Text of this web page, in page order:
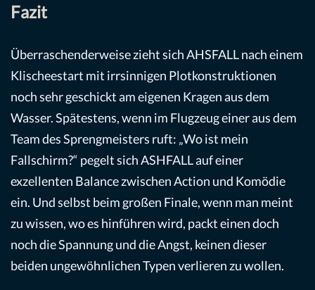
Fazit
Überraschenderweise zieht sich AHSFALL nach einem
Klischeestart mit irrsinnigen Plotkonstruktionen
noch sehr geschickt am eigenen Kragen aus dem
Wasser. Spätestens, wenn im Flugzeug einer aus dem
Team des Sprengmeisters ruft: „Wo ist mein
Fallschirm?“ pegelt sich ASHFALL auf einer
exzellenten Balance zwischen Action und Komödie
ein. Und selbst beim großen Finale, wenn man meint
zu wissen, wo es hinführen wird, packt einen doch
noch die Spannung und die Angst, keinen dieser
beiden ungewöhnlichen Typen verlieren zu wollen.